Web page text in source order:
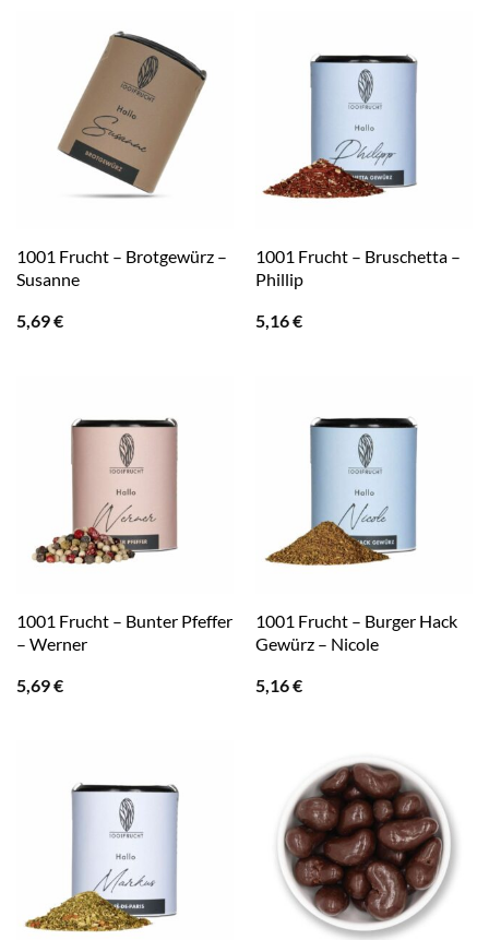
1001 Frucht – Brotgewürz –
Susanne
5,69€
1001 Frucht – Bruschetta –
Phillip
5,16€
1001 Frucht – Bunter Pfeffer
– Werner
5,69€
1001 Frucht – Burger Hack
Gewürz – Nicole
5,16€